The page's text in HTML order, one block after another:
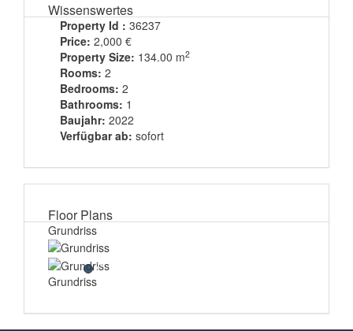
Wissenswertes
Property Id : 36237
Price: 2,000 €
Property Size: 134.00 m2
Rooms: 2
Bedrooms: 2
Bathrooms: 1
Baujahr: 2022
Verfügbar ab: sofort
Floor Plans
Grundriss
Grundriss